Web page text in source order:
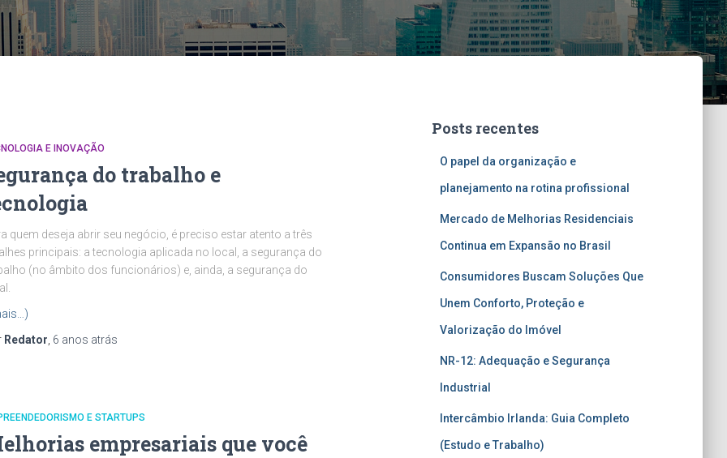
E INOVAÇÃO
do trabalho e
quem deseja abrir seu negócio, é preciso estar atento a três
principais: a tecnologia aplicada no local, a segurança do
(no âmbito dos funcionários) e, ainda, a segurança do
Redator 6 anos atrás
E STARTUPS
empresariais que você
Posts recentes
O papel da organização e
planejamento na rotina profissional
Mercado de Melhorias Residenciais
Continua em Expansão no Brasil
Consumidores Buscam Soluções Que
Unem Conforto, Proteção e
Valorização do Imóvel
NR-12: Adequação e Segurança
Industrial
Intercâmbio Irlanda: Guia Completo
(Estudo e Trabalho)